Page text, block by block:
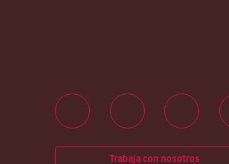
Trabaja con nosotros